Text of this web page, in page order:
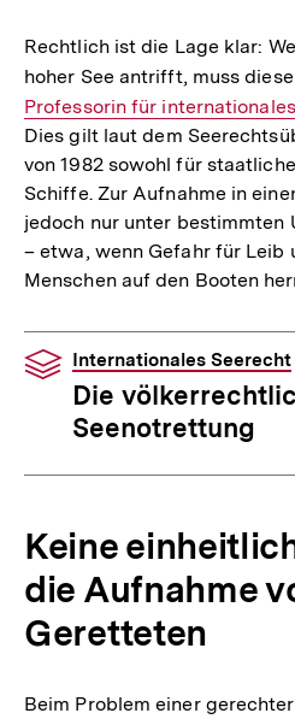
Rechtlich ist die Lage klar:
hoher See antrifft, muss
Professorin für
Dies gilt laut dem
von 1982 sowohl für
Schiffe. Zur Aufnahme in
jedoch nur unter bestimmten
– etwa, wenn Gefahr für Leib
Menschen auf den Booten
Internationales Seerecht
Die
Seenotrettung
Keine
die Aufnahme
Geretteten
Beim Problem einer